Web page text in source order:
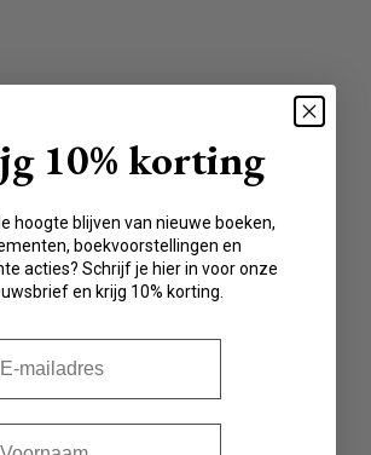
11
10% korting
hoogte blijven van nieuwe boeken,
boekvoorstellingen en
acties? Schrijf je hier in voor onze
en krijg 10% korting.